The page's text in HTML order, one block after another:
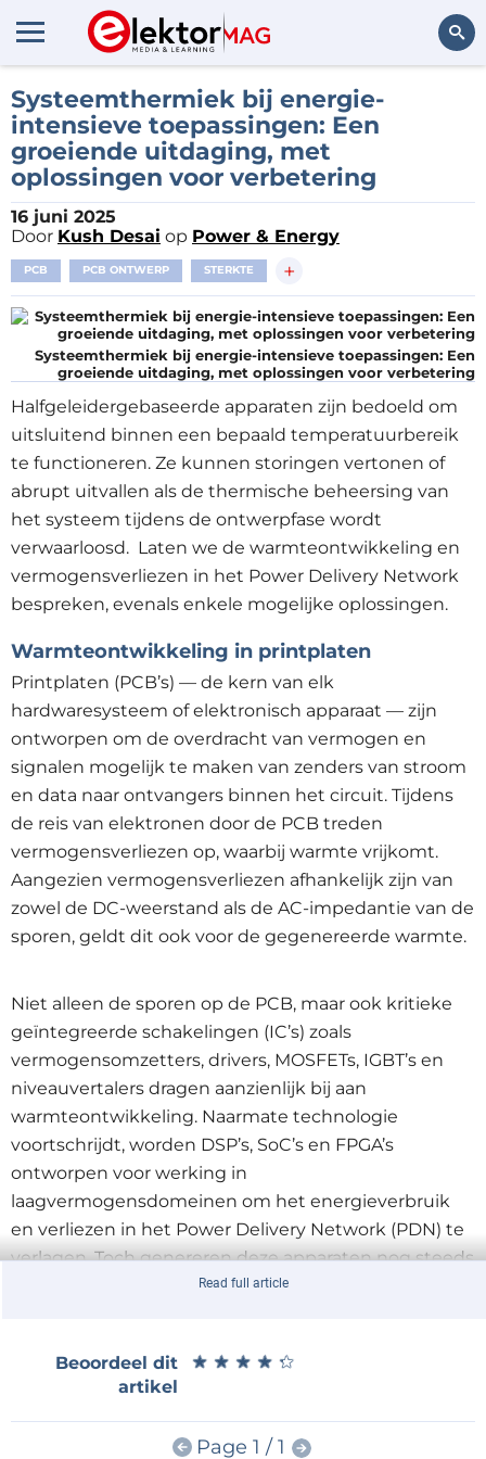
Systeemthermiek bij energie-
intensieve toepassingen: Een
groeiende uitdaging, met
oplossingen voor verbetering
16 juni 2025
Door Kush Desai op Power & Energy
PCB PCB ONTWERP STERKTE +
Systeemthermiek bij energie-intensieve toepassingen: Een
groeiende uitdaging, met oplossingen voor verbetering
Halfgeleidergebaseerde apparaten zijn bedoeld om
uitsluitend binnen een bepaald temperatuurbereik
te functioneren. Ze kunnen storingen vertonen of
abrupt uitvallen als de thermische beheersing van
het systeem tijdens de ontwerpfase wordt
verwaarloosd. Laten we de warmteontwikkeling en
vermogensverliezen in het Power Delivery Network
bespreken, evenals enkele mogelijke oplossingen.
Warmteontwikkeling in printplaten
Printplaten (PCB’s) — de kern van elk
hardwaresysteem of elektronisch apparaat — zijn
ontworpen om de overdracht van vermogen en
signalen mogelijk te maken van zenders van stroom
en data naar ontvangers binnen het circuit. Tijdens
de reis van elektronen door de PCB treden
vermogensverliezen op, waarbij warmte vrijkomt.
Aangezien vermogensverliezen afhankelijk zijn van
zowel de DC-weerstand als de AC-impedantie van de
sporen, geldt dit ook voor de gegenereerde warmte.
Niet alleen de sporen op de PCB, maar ook kritieke
geïntegreerde schakelingen (IC’s) zoals
vermogensomzetters, drivers, MOSFETs, IGBT’s en
niveauvertalers dragen aanzienlijk bij aan
warmteontwikkeling. Naarmate technologie
voortschrijdt, worden DSP’s, SoC’s en FPGA’s
ontworpen voor werking in
laagvermogensdomeinen om het energieverbruik
en verliezen in het Power Delivery Network (PDN) te
verlagen. Toch genereren deze apparaten nog steeds
aanzienlijke warmte vanwege hun hoge
Met steeds kleinere vormfactoren is thermisch
geworden voor ontwerpers van PCB’s. Hoewel een
Read full article
Beoordeel dit
artikel
★ ★ ★ ★ ★
★ ★ ★ ★ ★
Page 1 / 1